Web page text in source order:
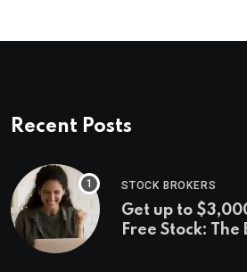
Recent Posts
STOCK BROKERS
Get up to
Free Stock: